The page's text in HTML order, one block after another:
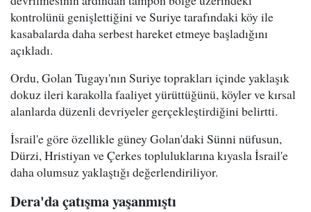
kontrolünü genişlettiğini ve Suriye tarafındaki köy ile
kasabalarda daha serbest hareket etmeye başladığını
açıkladı.
Ordu, Golan Tugayı'nın Suriye toprakları içinde yaklaşık
dokuz ileri karakolla faaliyet yürüttüğünü, köyler ve kırsal
alanlarda düzenli devriyeler gerçekleştirdiğini belirtti.
İsrail'e göre özellikle güney Golan'daki Sünni nüfusun,
Dürzi, Hristiyan ve Çerkes topluluklarına kıyasla İsrail'e
daha olumsuz yaklaştığı değerlendiriliyor.
Dera'da çatışma yaşanmıştı